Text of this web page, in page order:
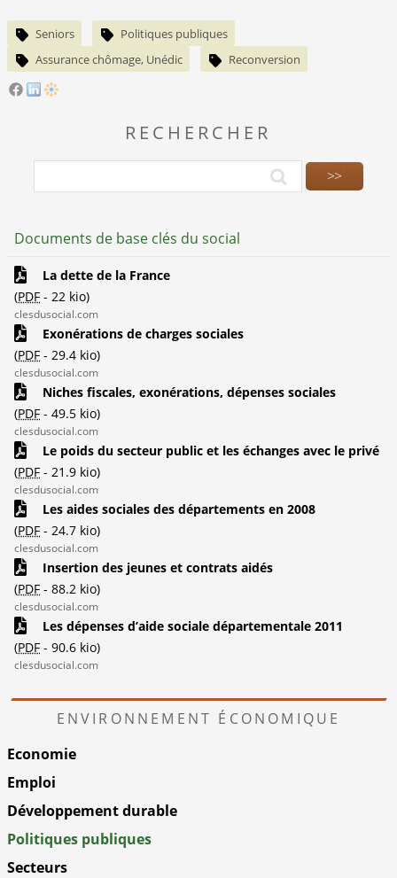
Seniors
Politiques publiques
Assurance chômage, Unédic
Reconversion
RECHERCHER
Documents de base clés du social
La dette de la France
(PDF - 22 kio)
clesdusocial.com
Exonérations de charges sociales
(PDF - 29.4 kio)
clesdusocial.com
Niches fiscales, exonérations, dépenses sociales
(PDF - 49.5 kio)
clesdusocial.com
Le poids du secteur public et les échanges avec le privé
(PDF - 21.9 kio)
clesdusocial.com
Les aides sociales des départements en 2008
(PDF - 24.7 kio)
clesdusocial.com
Insertion des jeunes et contrats aidés
(PDF - 88.2 kio)
clesdusocial.com
Les dépenses d’aide sociale départementale 2011
(PDF - 90.6 kio)
clesdusocial.com
ENVIRONNEMENT ÉCONOMIQUE
Economie
Emploi
Développement durable
Politiques publiques
Secteurs